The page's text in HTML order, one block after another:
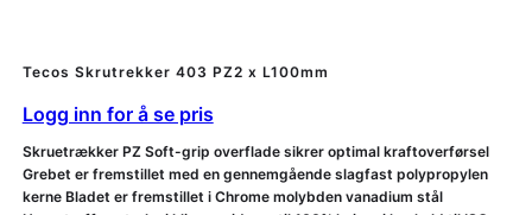
Tecos Skrutrekker 403 PZ2 x L100mm
Logg inn for å se pris
Skruetrækker PZ Soft-grip overflade sikrer optimal kraftoverførsel
Grebet er fremstillet med en gennemgående slagfast polypropylen
kerne Bladet er fremstillet i Chrome molybden vanadium stål